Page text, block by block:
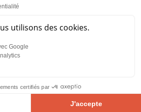
utilisons des cookies.
Google
certifiés par
J'accepte
homophobes,
vie privée et plus généralement
et/ou participer à des
à des fins illégales ou
manière qui contrevient à
bonnes mœurs ou qui porte
manière que ce soit à La